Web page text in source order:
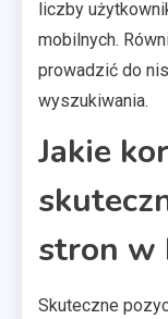
liczby
mobilnych.
prowadzić do
wyszukiwania.
Jakie
stron w
Skuteczne